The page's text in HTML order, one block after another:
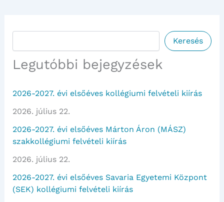
Keresés
Legutóbbi bejegyzések
2026-2027. évi elsőéves kollégiumi felvételi kiírás
2026. július 22.
2026-2027. évi elsőéves Márton Áron (MÁSZ)
szakkollégiumi felvételi kiírás
2026. július 22.
2026-2027. évi elsőéves Savaria Egyetemi Központ
(SEK) kollégiumi felvételi kiírás